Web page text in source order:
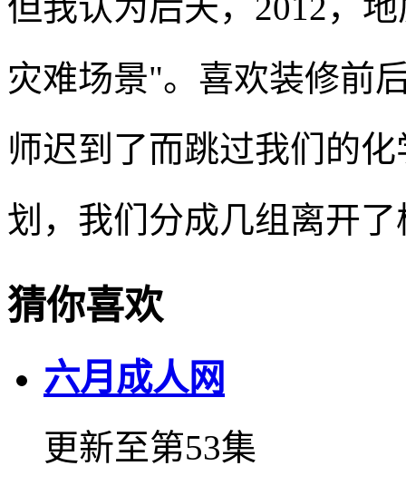
但我认为后天，2012，
灾难场景"。喜欢装修前
师迟到了而跳过我们的
划，我们分成几组离开了
猜你喜欢
六月成人网
更新至第53集